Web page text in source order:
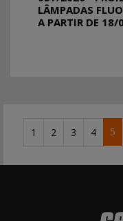
LÂMPADAS
A PARTIR DE
1 2 3 4 5